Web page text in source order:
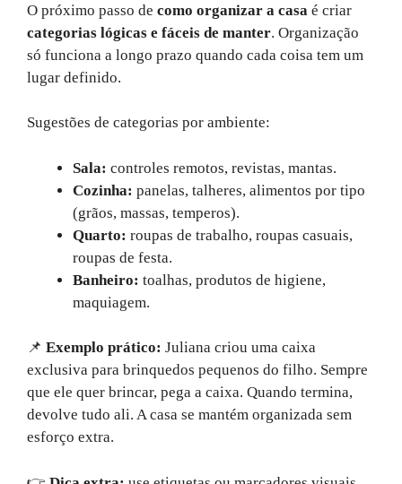
O próximo passo de como organizar a casa é criar
categorias lógicas e fáceis de manter. Organização
só funciona a longo prazo quando cada coisa tem um
lugar definido.
Sugestões de categorias por ambiente:
Sala: controles remotos, revistas, mantas.
Cozinha: panelas, talheres, alimentos por tipo
(grãos, massas, temperos).
Quarto: roupas de trabalho, roupas casuais,
roupas de festa.
Banheiro: toalhas, produtos de higiene,
maquiagem.
📌 Exemplo prático: Juliana criou uma caixa
exclusiva para brinquedos pequenos do filho. Sempre
que ele quer brincar, pega a caixa. Quando termina,
devolve tudo ali. A casa se mantém organizada sem
esforço extra.